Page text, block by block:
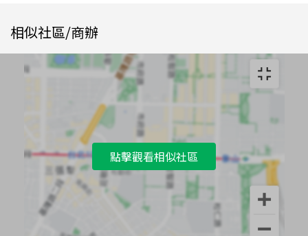
相似社區/商辦
點擊觀看相似社區